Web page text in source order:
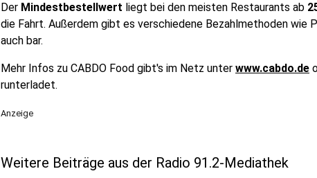
Der Mindestbestellwert liegt bei den meisten Restaurants ab
die Fahrt. Außerdem gibt es verschiedene Bezahlmethoden wie
auch bar.
Mehr Infos zu CABDO Food gibt's im Netz unter www.cabdo.de
runterladet.
Anzeige
Weitere Beiträge aus der Radio 91.2-Mediathek